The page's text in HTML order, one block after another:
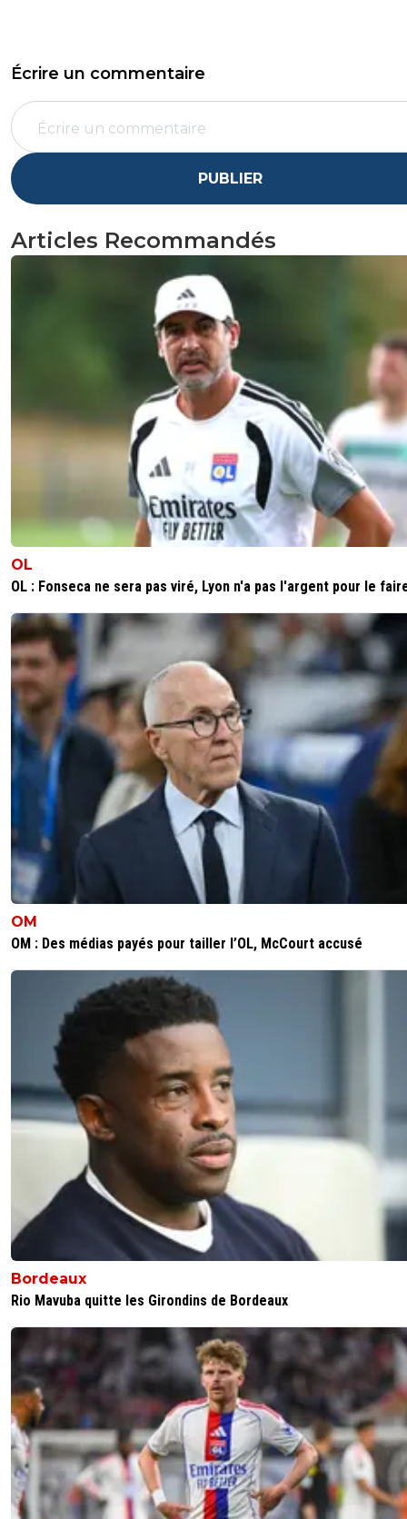
Écrire un commentaire
PUBLIER
Articles Recommandés
OL
OL : Fonseca ne sera pas viré, Lyon n'a pas l'argent pour le
OM
OM : Des médias payés pour tailler l’OL, McCourt accusé
Bordeaux
Rio Mavuba quitte les Girondins de Bordeaux